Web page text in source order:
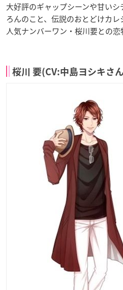
大好評のギャップシーンや甘い
ろんのこと、伝説のおとどけカレ
人気ナンバーワン・桜川要との恋
桜川 要(CV:中島ヨシキさ